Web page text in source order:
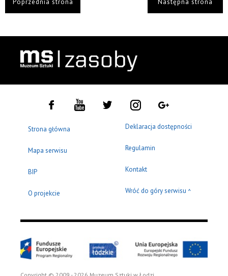
Poprzednia strona Następna strona
Strona główna
Mapa serwisu
BIP
O projekcie
Deklaracja dostępności
Regulamin
Kontakt
Wróć do góry serwisu ^